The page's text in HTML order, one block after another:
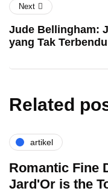
Next
Jude Bellingham:
yang Tak
Related
artikel
Romantic Fine
Jard'Or is the